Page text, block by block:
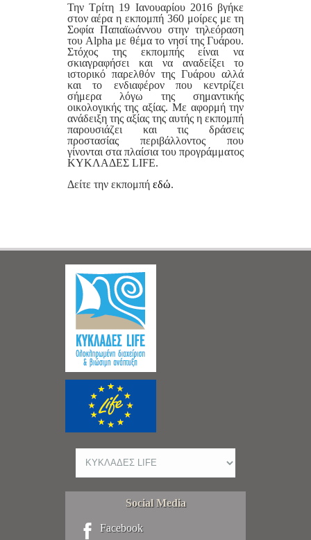
Την Τρίτη 19 Ιανουαρίου 2016 βγήκε
στον αέρα η εκπομπή 360 μοίρες με τη
Σοφία Παπαϊωάννου στην τηλεόραση
του Alpha με θέμα το νησί της Γυάρου.
Στόχος της εκπομπής είναι να
σκιαγραφήσει και να αναδείξει το
ιστορικό παρελθόν της Γυάρου αλλά
και το ενδιαφέρον που κεντρίζει
σήμερα λόγω της σημαντικής
οικολογικής της αξίας. Με αφορμή την
ανάδειξη της αξίας της αυτής η εκπομπή
παρουσιάζει και τις δράσεις
προστασίας περιβάλλοντος που
γίνονται στα πλαίσια του προγράμματος
ΚΥΚΛΑΔΕΣ LIFE.
Δείτε την εκπομπή εδώ.
Social Media
Facebook